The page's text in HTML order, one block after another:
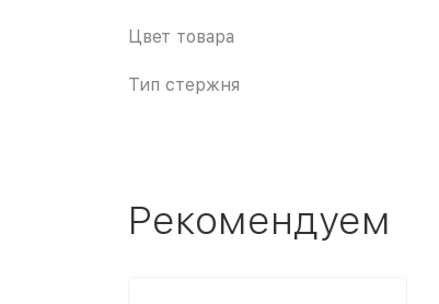
Цвет товара
Тип стержня
Рекомендуем